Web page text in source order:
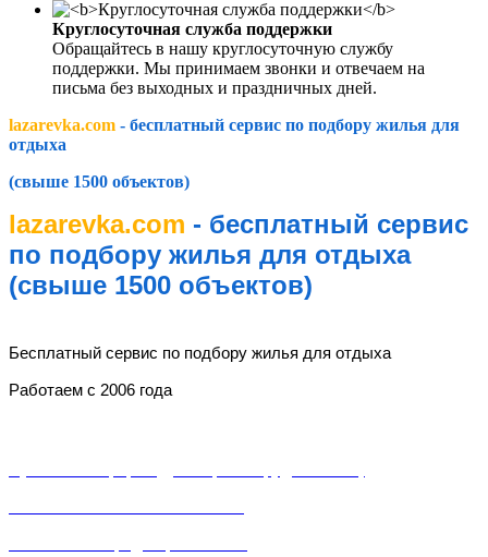
Круглосуточная служба поддержки
Обращайтесь в нашу круглосуточную службу
поддержки. Мы принимаем звонки и отвечаем на
письма без выходных и праздничных дней.
lazarevka.com - бесплатный сервис по подбору жилья для
отдыха
(свыше 1500 объектов)
lazarevka.com - бесплатный сервис
по подбору жилья для отдыха
(свыше 1500 объектов)
Бесплатный сервис по подбору жилья для отдыха
Работаем с 2006 года